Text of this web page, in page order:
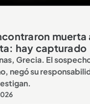
muerta
hay capturado
Grecia. El
negó su